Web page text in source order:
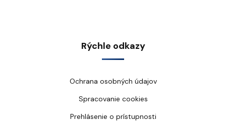
Rýchle odkazy
Ochrana osobných údajov
Spracovanie cookies
Prehlásenie o prístupnosti